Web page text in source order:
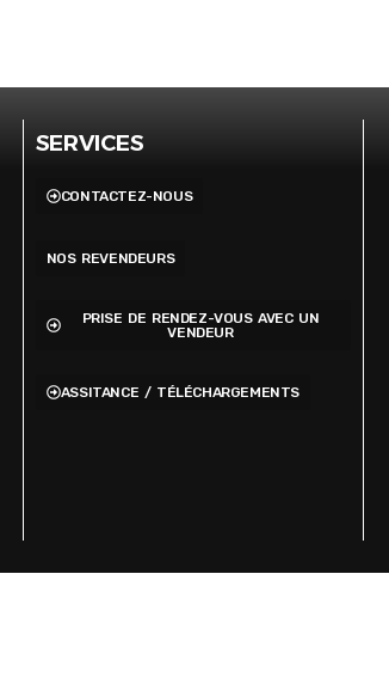
SERVICES
CONTACTEZ-NOUS
NOS REVENDEURS
PRISE DE RENDEZ-VOUS AVEC UN
VENDEUR
ASSITANCE / TÉLÉCHARGEMENTS